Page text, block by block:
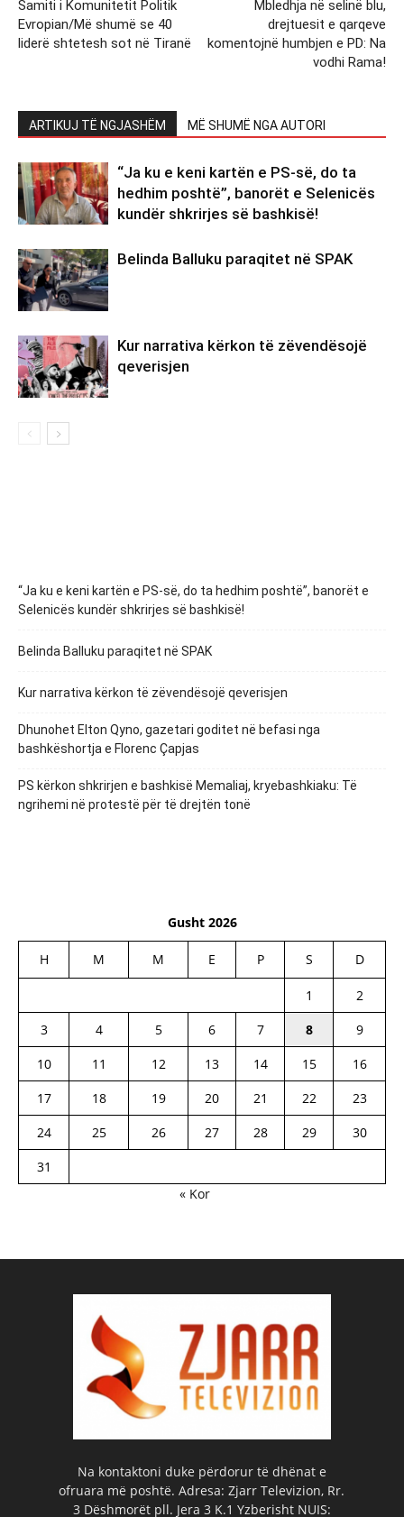
Samiti i Komunitetit Politik
Evropian/Më shumë se 40
liderë shtetesh sot në Tiranë
Mbledhja në selinë blu,
drejtuesit e qarqeve
komentojnë humbjen e PD: Na
vodhi Rama!
ARTIKUJ TË NGJASHËM MË SHUMË NGA AUTORI
“Ja ku e keni kartën e PS-së, do ta
hedhim poshtë”, banorët e Selenicës
kundër shkrirjes së bashkisë!
Belinda Balluku paraqitet në SPAK
Kur narrativa kërkon të zëvendësojë
qeverisjen
“Ja ku e keni kartën e PS-së, do ta hedhim poshtë”, banorët e
Selenicës kundër shkrirjes së bashkisë!
Belinda Balluku paraqitet në SPAK
Kur narrativa kërkon të zëvendësojë qeverisjen
Dhunohet Elton Qyno, gazetari goditet në befasi nga
bashkëshortja e Florenc Çapjas
PS kërkon shkrirjen e bashkisë Memaliaj, kryebashkiaku: Të
ngrihemi në protestë për të drejtën tonë
Gusht 2026
H M M E P S D
1
2
3
4 5 6 7 8
9
10
11 12 13 14 15
16
17
18 19 20 21 22
23
24
25 26 27 28 29
30
31
« Kor
Na kontaktoni duke përdorur të dhënat e
ofruara më poshtë. Adresa: Zjarr Televizion, Rr.
3 Dëshmorët pll. Jera 3 K.1 Yzberisht NUIS: